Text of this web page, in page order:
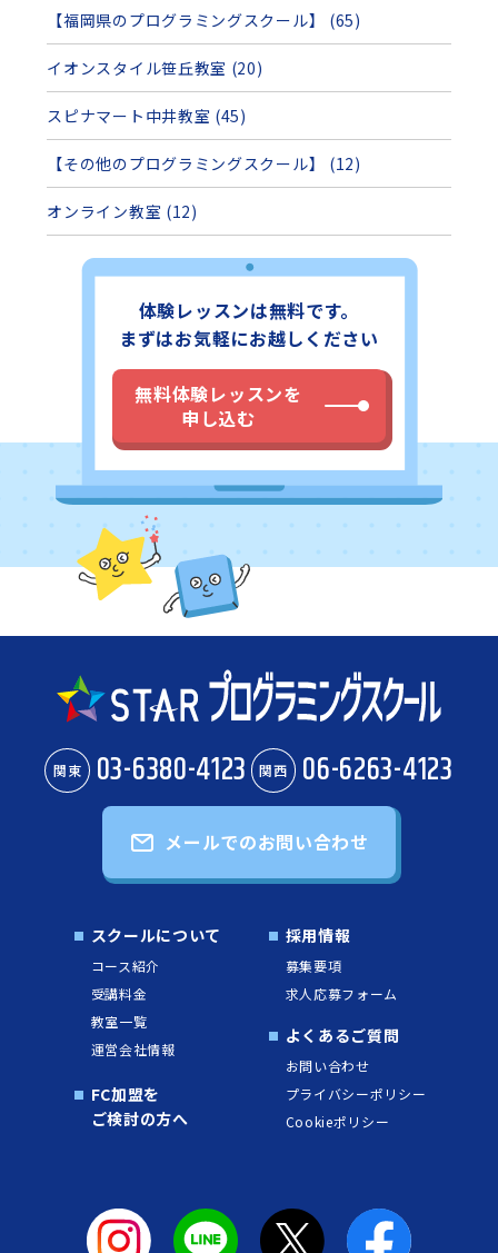
【福岡県のプログラミングスクール】 (65)
イオンスタイル笹丘教室 (20)
スピナマート中井教室 (45)
【その他のプログラミングスクール】 (12)
オンライン教室 (12)
体験レッスンは無料です。
まずはお気軽にお越しください
無料体験レッスンを
申し込む
関東 03-6380-4123 関西 06-6263-4123
メールでのお問い合わせ
スクールについて
コース紹介
受講料金
教室一覧
運営会社情報
FC加盟を
ご検討の方へ
採用情報
募集要項
求人応募フォーム
よくあるご質問
お問い合わせ
プライバシーポリシー
Cookieポリシー